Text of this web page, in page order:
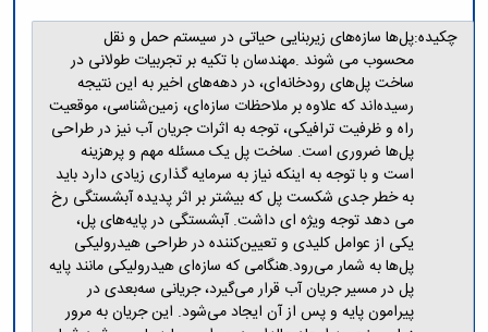
با
صنعت
کارآموزی
بنیاد
ملی
نخبگان
شرکت
های
دانش
بنیان
چکیده:پل‌ها سازه‌های زیربنایی حیاتی در سیستم حمل و نقل
محسوب می شوند .مهندسان با تکیه بر تجربیات طولانی در
ساخت پل‌های رودخانه‌ای، در دهه‌های اخیر به این نتیجه
رسیده‌اند که علاوه بر ملاحظات سازه‌ای، زمین‌شناسی، موقعیت
راه و ظرفیت ترافیکی، توجه به اثرات جریان آب نیز در طراحی
پل‌ها ضروری است. ساخت پل یک مسئله مهم و پرهزینه
است و با توجه به اینکه نیاز به سرمایه گذاری زیادی دارد باید
به خطر جدی شکست پل که بیشتر بر اثر پدیده آبشستگی رخ
می دهد توجه ویژه ای داشت. آبشستگی در پایه‌های پل،
یکی از عوامل کلیدی و تعیین‌کننده در طراحی هیدرولیکی
پل‌ها به شمار می‌رود.هنگامی که سازه‌ای هیدرولیکی مانند پایه
پل در مسیر جریان آب قرار می‌گیرد، جریانی سه‌بعدی در
پیرامون پایه و پس از آن ایجاد می‌شود. این جریان به مرور